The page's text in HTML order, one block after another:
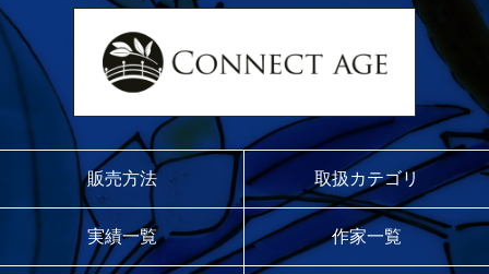
販売方法 取扱カテゴリ
実績一覧 作家一覧